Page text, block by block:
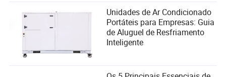
Unidades de Ar Condicionado
Portáteis para Empresas: Guia
de Aluguel de Resfriamento
Inteligente